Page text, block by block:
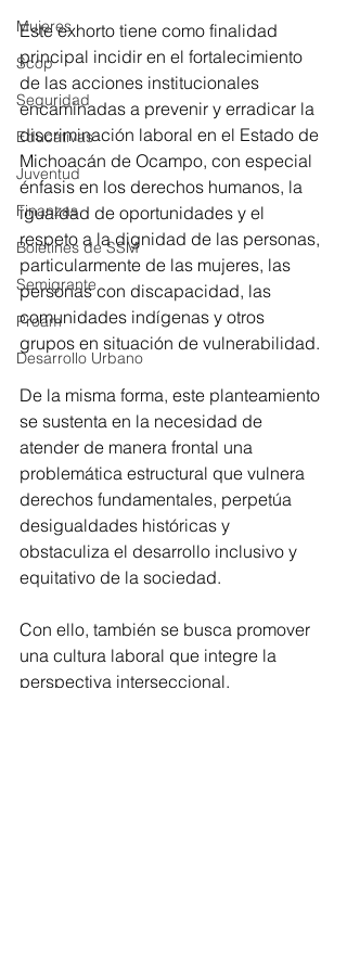
Mujeres
Scop
Seguridad
Educativas
Juventud
Finanzas
Boletines de SSM
Semigrante
Proam
Desarrollo Urbano
Este exhorto tiene como finalidad
principal incidir en el fortalecimiento
de las acciones institucionales
encaminadas a prevenir y erradicar la
discriminación laboral en el Estado de
Michoacán de Ocampo, con especial
énfasis en los derechos humanos, la
igualdad de oportunidades y el
respeto a la dignidad de las personas,
particularmente de las mujeres, las
personas con discapacidad, las
comunidades indígenas y otros
grupos en situación de vulnerabilidad.
De la misma forma, este planteamiento
se sustenta en la necesidad de
atender de manera frontal una
problemática estructural que vulnera
derechos fundamentales, perpetúa
desigualdades históricas y
obstaculiza el desarrollo inclusivo y
equitativo de la sociedad.
Con ello, también se busca promover
una cultura laboral que integre la
perspectiva interseccional,